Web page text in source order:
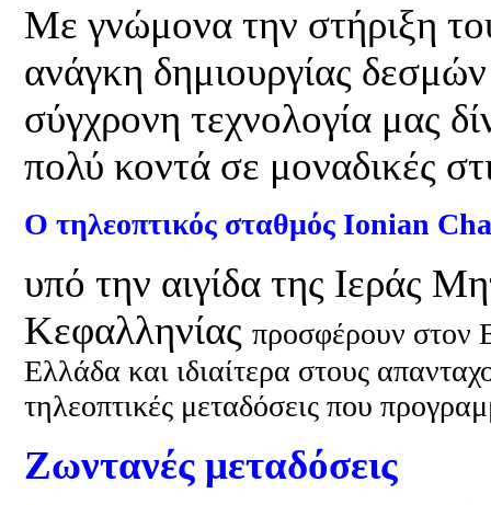
Με γνώμονα την στήριξη
ανάγκη δημιουργίας
σύγχρονη τεχνολογία μας
πολύ κοντά σε μοναδικές
O τηλεοπτικός σταθμός Ionian
υπό την αιγίδα της Ιεράς
Κεφαλληνίαςπροσφέρουν στον
Ελλάδα και ιδιαίτερα στους
τηλεοπτικές μεταδόσεις που
Ζωντανές μεταδόσεις